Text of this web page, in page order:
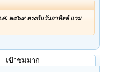
ศ. ๒๕๖๙ ตรงกับวันอาทิตย์ แรม
เข้าชมมาก